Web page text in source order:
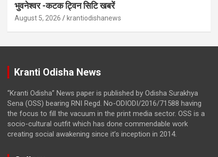
भुवनेश्वर -कटक ट्विन सिटि खबरें
August 5, 2026 krantiodishanews
Kranti Odisha News
“Kranti Odisha” News paper is published by Odisha Surakhya
Sena (OSS) bearing RNI Regd. No-ODIODI/2016/71588 having
the focus to fill the vacuum in the print media sector. OSS is a
socio-cultural outfit which has done commendable work
creating social awakening since it’s inception in 2014.